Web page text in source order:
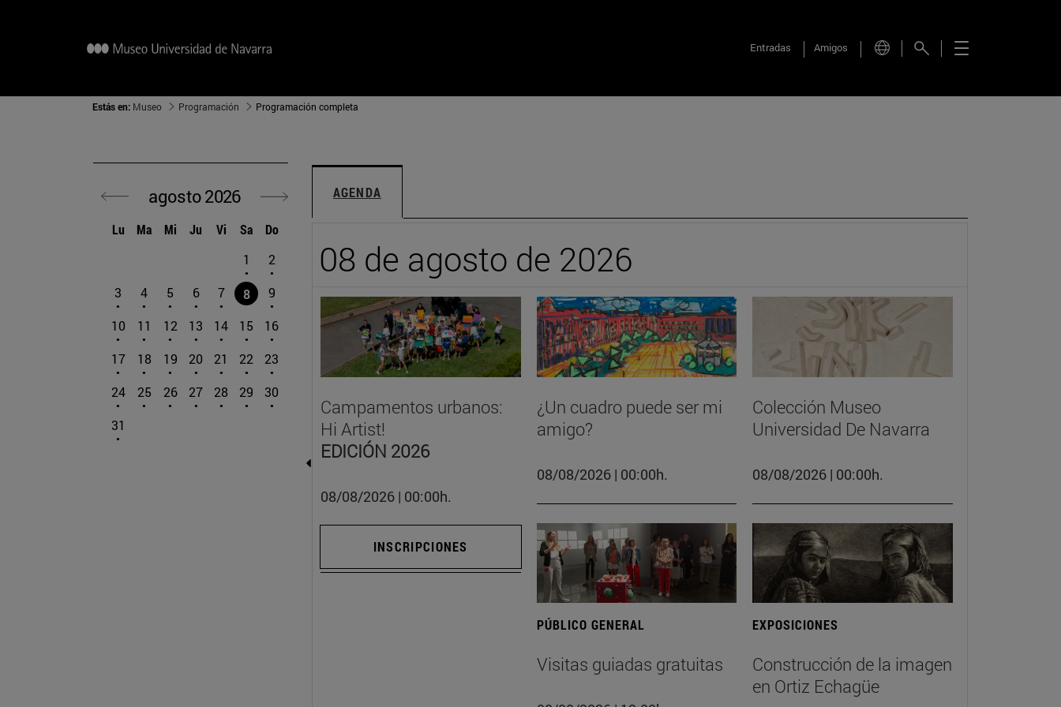
Entradas Amigos
Estás en: Museo Programación Programación completa
Ir al mes anterior agosto 2026 Ir al mes siguiente
Lu Ma Mi Ju Vi Sa
Do
1
2
3
4 5 6 7 8
9
10
11 12 13 14 15
16
17
18 19 20 21 22
23
24
25 26 27 28 29
30
31
AGENDA
08 de agosto de 2026
Campamentos urbanos:
Hi Artist!
EDICIÓN 2026
08/08/2026 | 00:00h.
INSCRIPCIONES
¿Un cuadro puede ser mi
amigo?
08/08/2026 | 00:00h.
Colección Museo
Universidad De Navarra
08/08/2026 | 00:00h.
PÚBLICO GENERAL
Visitas guiadas gratuitas
EXPOSICIONES
Construcción de la imagen
en Ortiz Echagüe